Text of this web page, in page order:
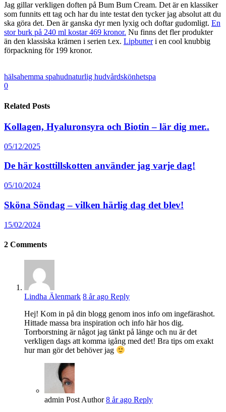
Jag gillar verkligen doften på Bum Bum Cream. Det är en klassiker
som funnits ett tag och har du inte testat den tycker jag absolut att du
ska göra det. Den är ganska dyr men lyxig och doftar gudomligt. En
stor burk på 240 ml kostar 469 kronor. Nu finns det fler produkter
än den klassiska krämen i serien t.ex. Lipbutteri en cool knubbig
förpackning för 199 kronor.
hälsahemma spahudnaturlig hudvårdskönhetspa
0
Related Posts
Kollagen, Hyaluronsyra och Biotin – lär dig mer..
05/12/2025
De här kosttillskotten använder jag varje dag!
05/10/2024
Sköna Söndag – vilken härlig dag det blev!
15/02/2024
2 Comments
Lindha Älenmark 8 år ago Reply
Hej! Kom in på din blogg genom inos info om ingefärashot.
Hittade massa bra inspiration och info här hos dig.
Torrborstning är något jag tänkt på länge och nu är det
verkligen dags att komma igång med det! Bra tips om exakt
hur man gör det behöver jag
admin Post Author 8 år ago Reply